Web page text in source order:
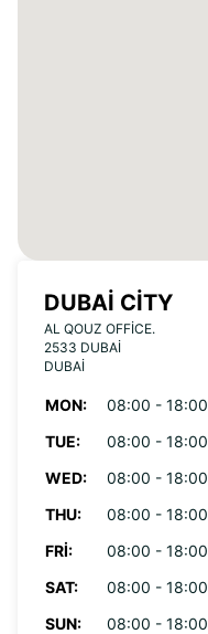
DUBAI CITY
AL QOUZ OFFICE.
2533 DUBAI
DUBAI
MON:
08:00 - 18:00
TUE:
08:00 - 18:00
WED:
08:00 - 18:00
THU:
08:00 - 18:00
FRI:
08:00 - 18:00
SAT:
08:00 - 18:00
SUN:
08:00 - 18:00